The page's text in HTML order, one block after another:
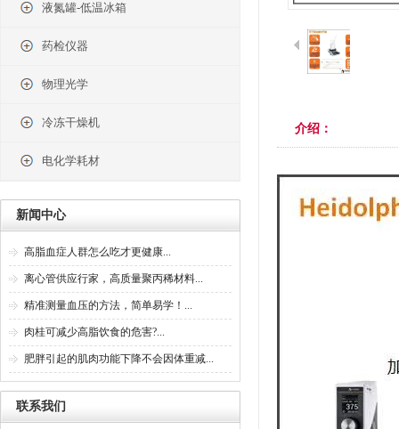
液氮罐-低温冰箱
药检仪器
物理光学
冷冻干燥机
电化学耗材
新闻中心
高脂血症人群怎么吃才更健康...
离心管供应行家，高质量聚丙稀材料...
精准测量血压的方法，简单易学！...
肉桂可减少高脂饮食的危害?...
肥胖引起的肌肉功能下降不会因体重减...
联系我们
介绍：